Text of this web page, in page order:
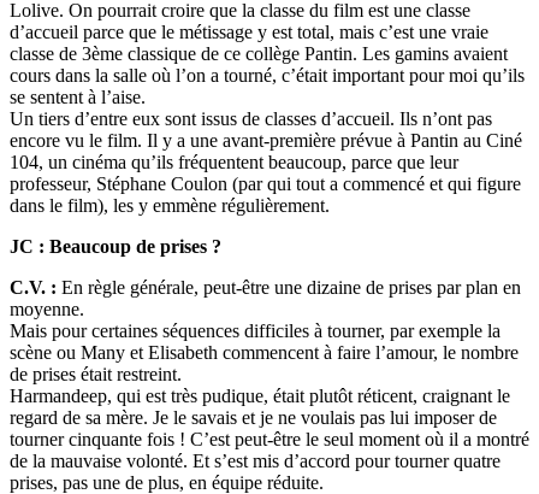
Lolive. On pourrait croire que la classe du film est une classe
d’accueil parce que le métissage y est total, mais c’est une vraie
classe de 3ème classique de ce collège Pantin. Les gamins avaient
cours dans la salle où l’on a tourné, c’était important pour moi qu’ils
se sentent à l’aise.
Un tiers d’entre eux sont issus de classes d’accueil. Ils n’ont pas
encore vu le film. Il y a une avant-première prévue à Pantin au Ciné
104, un cinéma qu’ils fréquentent beaucoup, parce que leur
professeur, Stéphane Coulon (par qui tout a commencé et qui figure
dans le film), les y emmène régulièrement.
JC : Beaucoup de prises ?
C.V. : En règle générale, peut-être une dizaine de prises par plan en
moyenne.
Mais pour certaines séquences difficiles à tourner, par exemple la
scène ou Many et Elisabeth commencent à faire l’amour, le nombre
de prises était restreint.
Harmandeep, qui est très pudique, était plutôt réticent, craignant le
regard de sa mère. Je le savais et je ne voulais pas lui imposer de
tourner cinquante fois ! C’est peut-être le seul moment où il a montré
de la mauvaise volonté. Et s’est mis d’accord pour tourner quatre
prises, pas une de plus, en équipe réduite.